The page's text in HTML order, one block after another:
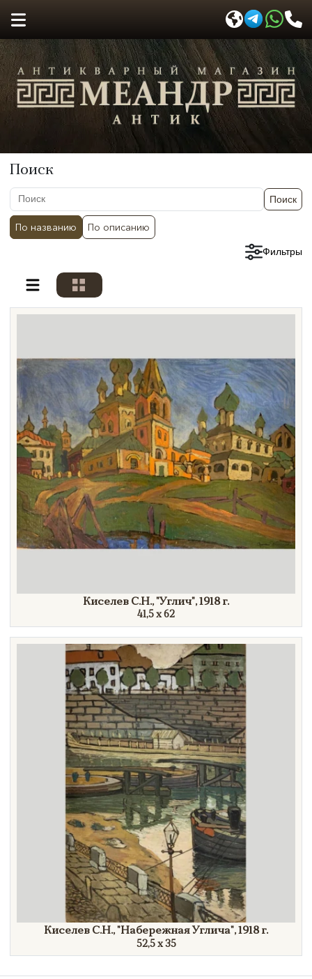
Поиск
Поиск
По названию По описанию
Фильтры
Разделы
Направление
Страна
Цена
Тип
Автор
Производитель
Стиль
Нет в наличии
Киселев С.Н.,"Углич",1918 г.
41,5 х 62
Киселев С.Н., "Набережная Углича",1918 г.
52,5 х 35